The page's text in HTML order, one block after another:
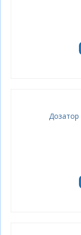
Дозатор